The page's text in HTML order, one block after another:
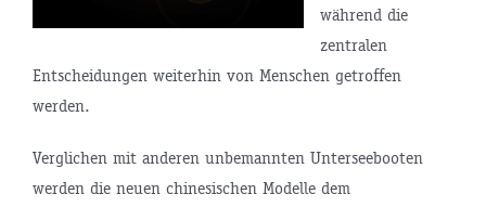
während die
zentralen
Entscheidungen weiterhin von Menschen getroffen
werden.
Verglichen mit anderen unbemannten Unterseebooten
werden die neuen chinesischen Modelle dem